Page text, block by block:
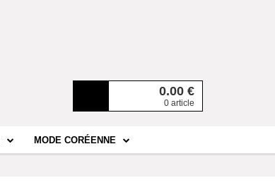
0.00 €
0 article
MODE CORÉENNE